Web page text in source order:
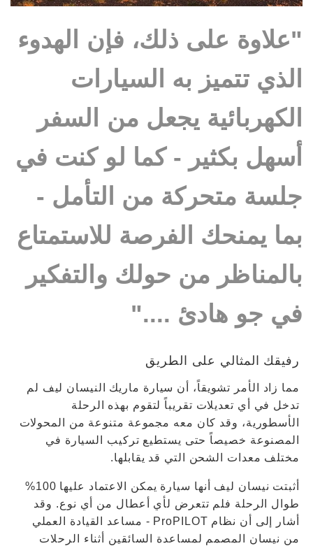
"علاوة على ذلك، فإن الهدوء
الذي تتميز به السيارات
الكهربائية يجعل من السفر
أسهل بكثير - كما لو كنت في
جلسة متحركة من التأمل -
بما يمنحك الفرصة للاستمتاع
بالمناظر من حولك والتفكير
في جو هادئ ...."
رفيقك المثالي على الطريق
مما زاد الأمر تشويقاً، أن سيارة ماريك النيسان ليف لم
تدخل في أي تعديلات تقريباً لتقوم بهذه الرحلة
الأسطورية، وقد كان معه مجموعة متنوعة من المحولات
المصنوعة خصيصاً حتى يستطيع تركيب السيارة في
مختلف معدات الشحن التي قد يقابلها.
أثبتت نيسان ليف أنها سيارة يمكن الاعتماد عليها 100%
طوال الرحلة فلم تتعرض لأي أعطال من أي نوع. وقد
أشار إلى أن نظام ProPILOT - مساعد القيادة العملي
من نيسان المصمم لمساعدة السائقين أثناء الرحلات